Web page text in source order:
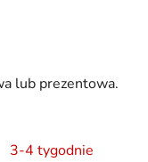
lub prezentowa.
3-4 tygodnie